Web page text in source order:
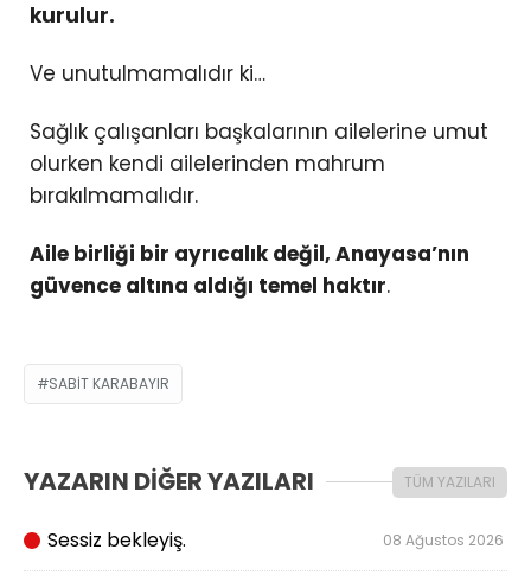
kurulur.
Ve unutulmamalıdır ki…
Sağlık çalışanları başkalarının ailelerine umut
olurken kendi ailelerinden mahrum
bırakılmamalıdır.
Aile birliği bir ayrıcalık değil, Anayasa’nın
güvence altına aldığı temel haktır.
SABIT KARABAYIR
YAZARIN DİĞER YAZILARI TÜM YAZILARI
Sessiz bekleyiş. 08 Ağustos 2026